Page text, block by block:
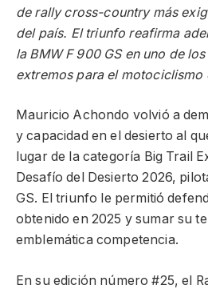
de rally cross-country más
del país. El triunfo reafirma
la BMW F 900 GS en uno de
extremos para el motociclismo
Mauricio Achondo volvió a
y capacidad en el desierto al
lugar de la categoría Big Trail
Desafío del Desierto 2026,
GS. El triunfo le permitió
obtenido en 2025 y sumar su
emblemática competencia.
En su edición número #25, el